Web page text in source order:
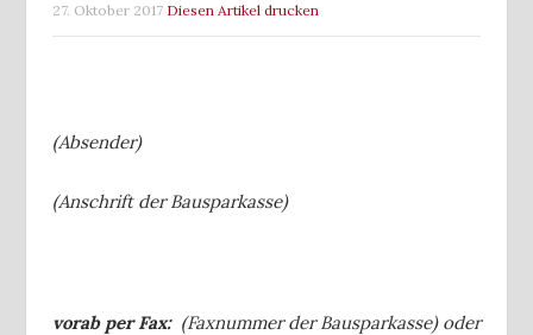
27. Oktober 2017 Diesen Artikel drucken
(Absender)
(Anschrift der Bausparkasse)
vorab per Fax:(Faxnummer der Bausparkasse) oder